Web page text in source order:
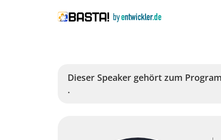
Dieser Speaker gehört zum
.